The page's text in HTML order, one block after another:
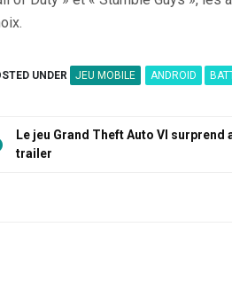
UNDER JEU MOBILE ANDROID
Le jeu Grand Theft Auto VI surprend
trailer